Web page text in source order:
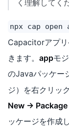
く理解してく
npx cap open
Capacitorアプ
きます。 appモ
のJavaパッケー
ジ）を右クリッ
New -> Package
ッケージを作成